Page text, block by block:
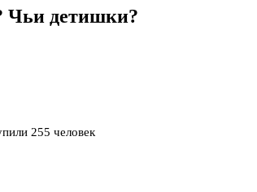
детишки?
255 человек